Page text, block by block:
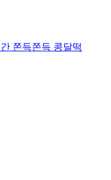
쫀득쫀득 콩달떡